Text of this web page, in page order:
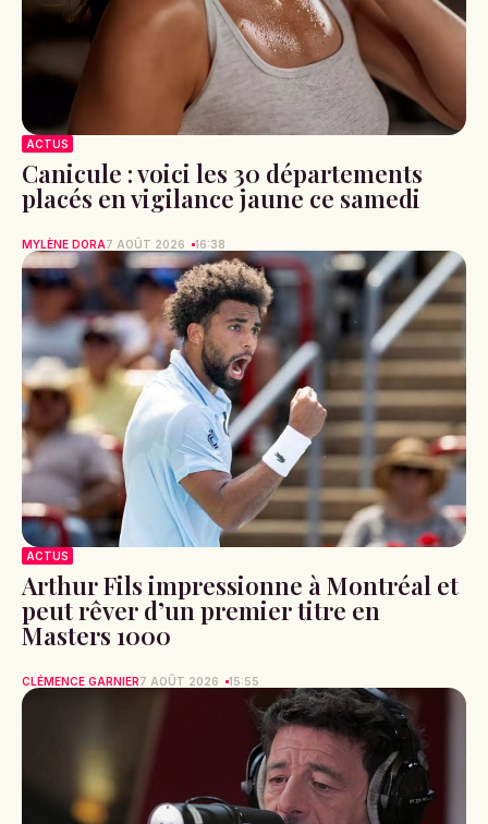
ACTUS
Canicule : voici les 30 départements
placés en vigilance jaune ce samedi
MYLÈNE DORA7 AOÛT 2026 16:38
ACTUS
Arthur Fils impressionne à Montréal et
peut rêver d’un premier titre en
Masters 1000
CLÉMENCE GARNIER7 AOÛT 2026 15:55